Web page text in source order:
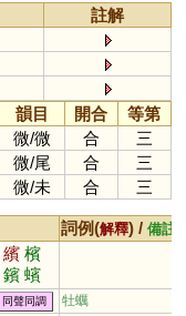
註解
韻目 開合
等第
微/微 合
三
微/尾 合
三
微/未 合 三
詞例(解釋) / 備註
繽 檳
鑌 蠙
椕 礗
同聲同調 牡蠣